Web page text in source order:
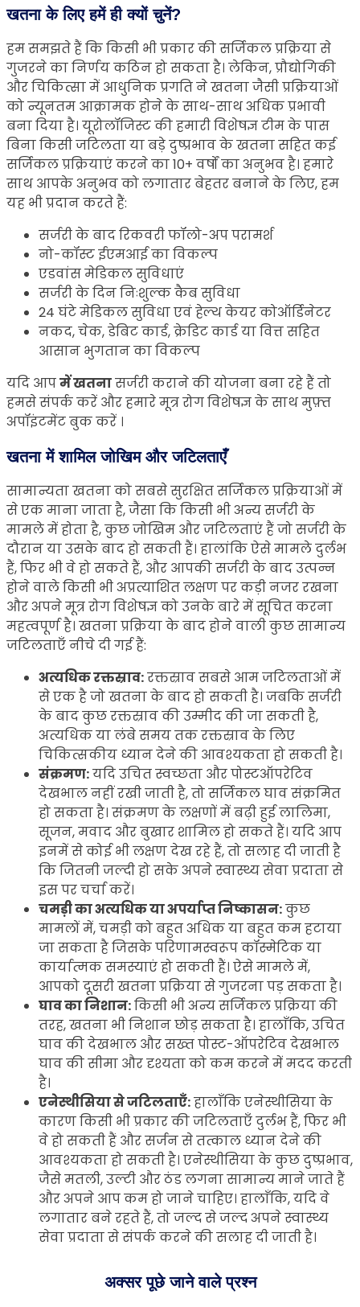
खतना के लिए हमें ही क्यों चुनें?
हम समझते हैं कि किसी भी प्रकार की सर्जिकल प्रक्रिया से
गुजरने का निर्णय कठिन हो सकता है। लेकिन, प्रौद्योगिकी
और चिकित्सा में आधुनिक प्रगति ने खतना जैसी प्रक्रियाओं
को न्यूनतम आक्रामक होने के साथ-साथ अधिक प्रभावी
बना दिया है। यूरोलॉजिस्ट की हमारी विशेषज्ञ टीम के पास
बिना किसी जटिलता या बड़े दुष्प्रभाव के खतना सहित कई
सर्जिकल प्रक्रियाएं करने का 10+ वर्षों का अनुभव है। हमारे
साथ आपके अनुभव को लगातार बेहतर बनाने के लिए, हम
यह भी प्रदान करते हैं:
सर्जरी के बाद रिकवरी फॉलो-अप परामर्श
नो-कॉस्ट ईएमआई का विकल्प
एडवांस मेडिकल सुविधाएं
सर्जरी के दिन निःशुल्क कैब सुविधा
24 घंटे मेडिकल सुविधा एवं हेल्थ केयर कोऑर्डिनेटर
नकद, चेक, डेबिट कार्ड, क्रेडिट कार्ड या वित्त सहित
आसान भुगतान का विकल्प
यदि आपमें खतनासर्जरी कराने की योजना बना रहे हैं तो
हमसे संपर्क करें और हमारे मूत्र रोग विशेषज्ञ के साथ मुफ़्त
अपॉइंटमेंट बुक करें ।
खतना में शामिल जोखिम और जटिलताएँ
सामान्यता खतना को सबसे सुरक्षित सर्जिकल प्रक्रियाओं में
से एक माना जाता है, जैसा कि किसी भी अन्य सर्जरी के
मामले में होता है, कुछ जोखिम और जटिलताएं हैं जो सर्जरी के
दौरान या उसके बाद हो सकती हैं। हालांकि ऐसे मामले दुर्लभ
हैं, फिर भी वे हो सकते हैं, और आपकी सर्जरी के बाद उत्पन्न
होने वाले किसी भी अप्रत्याशित लक्षण पर कड़ी नजर रखना
और अपने मूत्र रोग विशेषज्ञ को उनके बारे में सूचित करना
महत्वपूर्ण है। खतना प्रक्रिया के बाद होने वाली कुछ सामान्य
जटिलताएँ नीचे दी गई हैं:
अत्यधिक रक्तस्राव:रक्तस्राव सबसे आम जटिलताओं में
से एक है जो खतना के बाद हो सकती है। जबकि सर्जरी
के बाद कुछ रक्तस्राव की उम्मीद की जा सकती है,
अत्यधिक या लंबे समय तक रक्तस्राव के लिए
चिकित्सकीय ध्यान देने की आवश्यकता हो सकती है।
संक्रमण:यदि उचित स्वच्छता और पोस्टऑपरेटिव
देखभाल नहीं रखी जाती है, तो सर्जिकल घाव संक्रमित
हो सकता है। संक्रमण के लक्षणों में बढ़ी हुई लालिमा,
सूजन, मवाद और बुखार शामिल हो सकते हैं। यदि आप
इनमें से कोई भी लक्षण देख रहे हैं, तो सलाह दी जाती है
कि जितनी जल्दी हो सके अपने स्वास्थ्य सेवा प्रदाता से
इस पर चर्चा करें।
चमड़ी का अत्यधिक या अपर्याप्त निष्कासन:कुछ
मामलों में, चमड़ी को बहुत अधिक या बहुत कम हटाया
जा सकता है जिसके परिणामस्वरूप कॉस्मेटिक या
कार्यात्मक समस्याएं हो सकती हैं। ऐसे मामले में,
आपको दूसरी खतना प्रक्रिया से गुजरना पड़ सकता है।
घाव का निशान:किसी भी अन्य सर्जिकल प्रक्रिया की
तरह, खतना भी निशान छोड़ सकता है। हालाँकि, उचित
घाव की देखभाल और सख्त पोस्ट-ऑपरेटिव देखभाल
घाव की सीमा और दृश्यता को कम करने में मदद करती
है।
एनेस्थीसिया से जटिलताएँ:हालाँकि एनेस्थीसिया के
कारण किसी भी प्रकार की जटिलताएँ दुर्लभ हैं, फिर भी
वे हो सकती हैं और सर्जन से तत्काल ध्यान देने की
आवश्यकता हो सकती है। एनेस्थीसिया के कुछ दुष्प्रभाव,
जैसे मतली, उल्टी और ठंड लगना सामान्य माने जाते हैं
और अपने आप कम हो जाने चाहिए। हालाँकि, यदि वे
लगातार बने रहते हैं, तो जल्द से जल्द अपने स्वास्थ्य
सेवा प्रदाता से संपर्क करने की सलाह दी जाती है।
अक्सर पूछे जाने वाले प्रश्न